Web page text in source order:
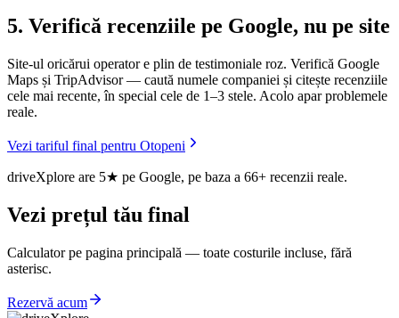
5. Verifică recenziile pe Google, nu pe site
Site-ul oricărui operator e plin de testimoniale roz. Verifică Google
Maps și TripAdvisor — caută numele companiei și citește recenziile
cele mai recente, în special cele de 1–3 stele. Acolo apar problemele
reale.
Vezi tariful final pentru Otopeni
driveXplore are 5★ pe Google, pe baza a 66+ recenzii reale.
Vezi prețul tău final
Calculator pe pagina principală — toate costurile incluse, fără
asterisc.
Rezervă acum